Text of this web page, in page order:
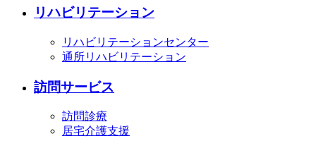
リハビリテーション
リハビリテーションセンター
通所リハビリテーション
訪問サービス
訪問診療
居宅介護支援